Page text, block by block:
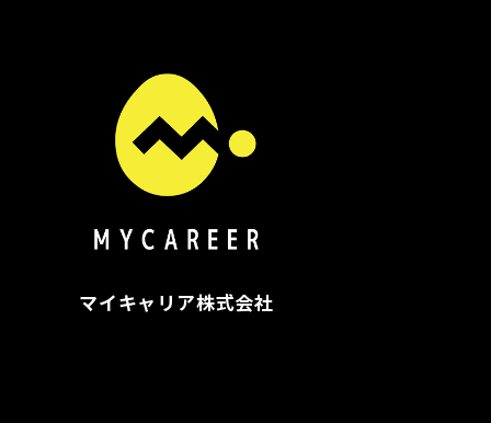
マイキャリア株式会社